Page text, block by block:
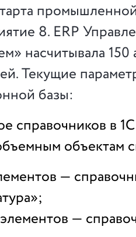
8. ERP
насчитывала 150
Текущие
базы:
справочников в
объектам
—
—